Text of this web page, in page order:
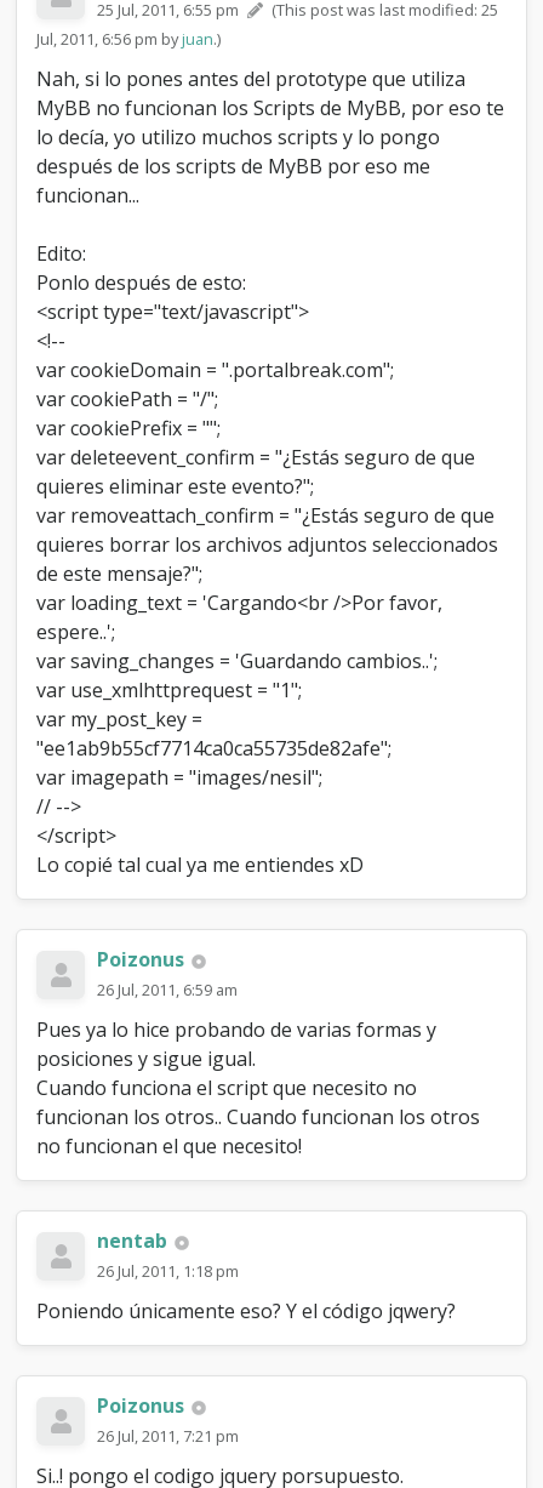
25 Jul, 2011, 6:55 pm
(This post was last modified: 25
Jul, 2011, 6:56 pm byjuan.)
Nah, si lo pones antes del prototype que utiliza
MyBB no funcionan los Scripts de MyBB, por eso te
lo decía, yo utilizo muchos scripts y lo pongo
después de los scripts de MyBB por eso me
funcionan...
Edito:
Ponlo después de esto:
<script type="text/javascript">
<!--
var cookieDomain = ".portalbreak.com";
var cookiePath = "/";
var cookiePrefix = "";
var deleteevent_confirm = "¿Estás seguro de que
quieres eliminar este evento?";
var removeattach_confirm = "¿Estás seguro de que
quieres borrar los archivos adjuntos seleccionados
de este mensaje?";
var loading_text = 'Cargando<br />Por favor,
espere..';
var saving_changes = 'Guardando cambios..';
var use_xmlhttprequest = "1";
var my_post_key =
"ee1ab9b55cf7714ca0ca55735de82afe";
var imagepath = "images/nesil";
// -->
</script>
Lo copié tal cual ya me entiendes xD
Poizonus
26 Jul, 2011, 6:59 am
Pues ya lo hice probando de varias formas y
posiciones y sigue igual.
Cuando funciona el script que necesito no
funcionan los otros.. Cuando funcionan los otros
no funcionan el que necesito!
nentab
26 Jul, 2011, 1:18 pm
Poniendo únicamente eso? Y el código jqwery?
Poizonus
26 Jul, 2011, 7:21 pm
Si..! pongo el codigo jquery porsupuesto.